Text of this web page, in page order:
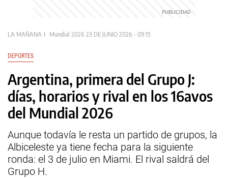
LA MAÑANA Mundial 2026 23 DE JUNIO 2026 - 09:15
DEPORTES
Argentina, primera del Grupo J:
días, horarios y rival en los 16avos
del Mundial 2026
Aunque todavía le resta un partido de grupos, la
Albiceleste ya tiene fecha para la siguiente
ronda: el 3 de julio en Miami. El rival saldrá del
Grupo H.